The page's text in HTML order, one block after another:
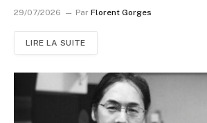
29/07/2026 Par Florent Gorges
LIRE LA SUITE